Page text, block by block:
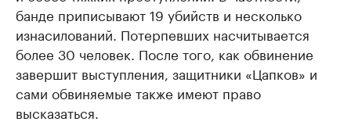
банде приписывают 19 убийств и несколько
изнасилований. Потерпевших насчитывается
более 30 человек. После того, как обвинение
завершит выступления, защитники «Цапков» и
сами обвиняемые также имеют право
высказаться.